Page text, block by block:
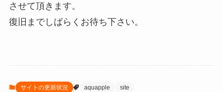
させて頂きます。
復旧までしばらくお待ち下さい。
サイトの更新状況 aquapple site